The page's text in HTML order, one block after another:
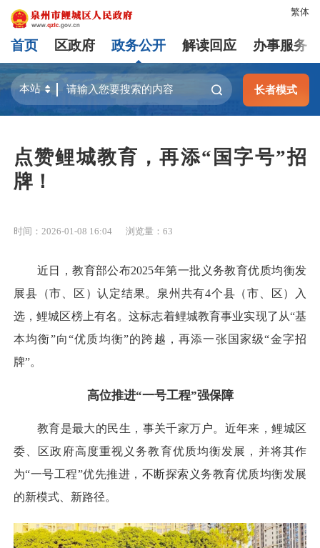
繁体
首页 区政府 政务公开 解读回应 办事服务
长者模式
点赞鲤城教育，再添“国字号”招
牌！
时间：2026-01-08 16:04 浏览量： 63
近日，教育部公布2025年第一批义务教育优质均衡发
展县（市、区）认定结果。泉州共有4个县（市、区）入
选，鲤城区榜上有名。这标志着鲤城教育事业实现了从“基
本均衡”向“优质均衡”的跨越，再添一张国家级“金字招
牌”。
高位推进“一号工程”强保障
教育是最大的民生，事关千家万户。近年来，鲤城区
委、区政府高度重视义务教育优质均衡发展，并将其作
为“一号工程”优先推进，不断探索义务教育优质均衡发展
的新模式、新路径。